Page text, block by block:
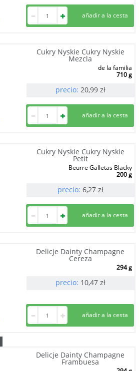
Cukry Nyskie Cukry Nyskie
Mezcla
de la familia
710 g
precio: 20,99 zł
Cukry Nyskie Cukry Nyskie
Petit
Beurre Galletas Blacky
200 g
precio: 6,27 zł
Delicje Dainty Champagne
Cereza
294 g
precio: 10,47 zł
Delicje Dainty Champagne
Frambuesa